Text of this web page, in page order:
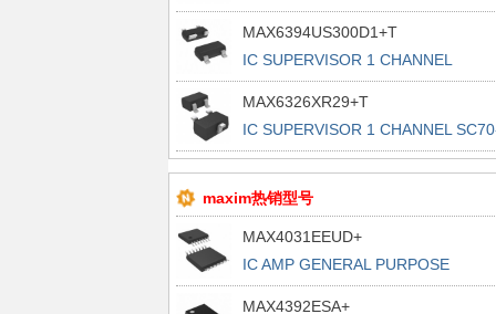
SOT23-5
MAX6394US300D1+T
IC SUPERVISOR 1 CHANNEL
SOT143-4
MAX6326XR29+T
IC SUPERVISOR 1 CHANNEL
3
maxim热销型号
MAX4031EEUD+
IC AMP GENERAL PURPOSE
14TSSOP
MAX4392ESA+